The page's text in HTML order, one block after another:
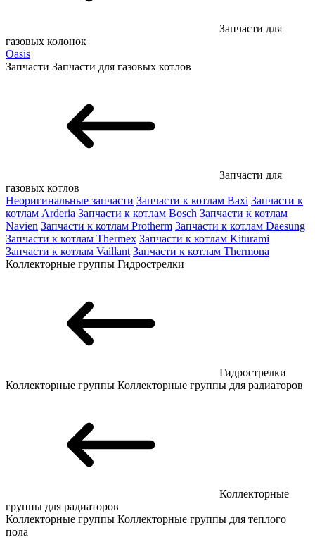
Запчасти для
газовых колонок
Oasis
Запчасти Запчасти для газовых котлов
Запчасти для
газовых котлов
Неоригинальные запчасти Запчасти к котлам Baxi Запчасти к
котлам Arderia Запчасти к котлам Bosch Запчасти к котлам
Navien Запчасти к котлам Protherm Запчасти к котлам Daesung
Запчасти к котлам Thermex Запчасти к котлам Kiturami
Запчасти к котлам Vaillant Запчасти к котлам Thermona
Коллекторные группы Гидрострелки
Гидрострелки
Коллекторные группы Коллекторные группы для радиаторов
Коллекторные
группы для радиаторов
Коллекторные группы Коллекторные группы для теплого
пола